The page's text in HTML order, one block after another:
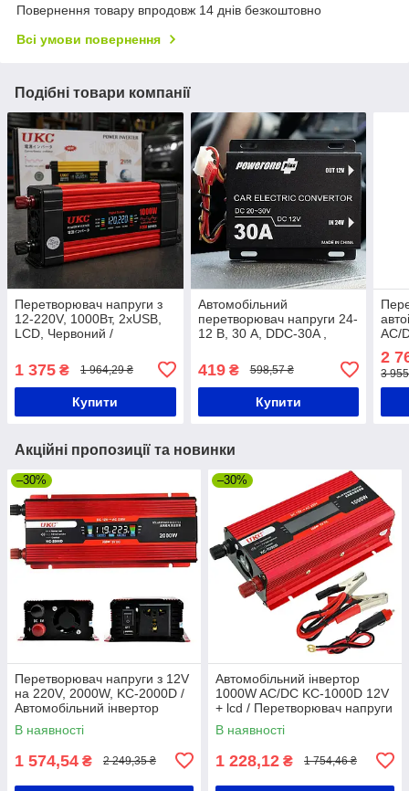
Повернення товару впродовж 14 днів безкоштовно
Всі умови повернення
Подібні товари компанії
Перетворювач напруги з
12-220V, 1000Вт, 2хUSB,
LCD, Червоний /
Автоінвертор
1 375 ₴ 1 964,29 ₴
Купити
Автомобільний
перетворювач напруги 24-
12 В, 30 A, DDC-30A ,
інвертор / Автоінвертор
419₴ 598,57 ₴
Купити
AC/
2
3
Акційні пропозиції та новинки
–30%
Перетворювач напруги з 12V
на 220V, 2000W, KC-2000D /
Автомобільний інвертор
постійного струму
В наявності
1 574,54 ₴ 2 249,35 ₴
–30%
Автомобільний інвертор
1000W AC/DC KC-1000D 12V
+ lcd / Перетворювач напруги
В наявності
1 228,12 ₴ 1 754,46 ₴